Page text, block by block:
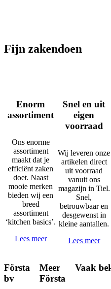
Fijn zakendoen
Enorm
assortiment
Ons enorme
assortiment
maakt dat je
efficiënt zaken
doet. Naast
mooie merken
bieden wij een
breed
assortiment
‘kitchen basics’.
Lees meer
Snel en uit
eigen
voorraad
Wij leveren onze
artikelen direct
uit voorraad
vanuit ons
magazijn in Tiel.
Snel,
betrouwbaar en
desgewenst in
kleine aantallen.
Lees meer
Första
bv
Meer
Första
Vaak